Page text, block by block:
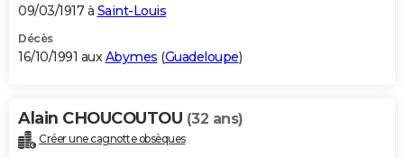
09/03/1917 à Saint-Louis
Décès
16/10/1991 auxAbymes (Guadeloupe)
Alain CHOUCOUTOU (32 ans)
Créer une cagnotte obsèques